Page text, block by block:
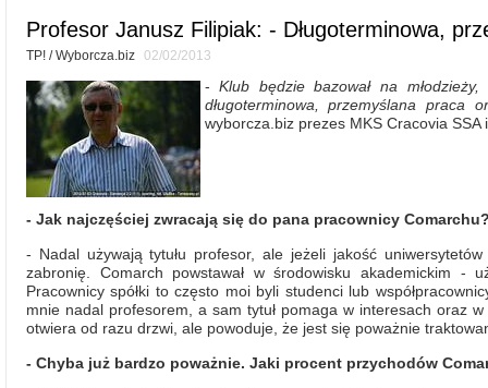
Profesor Janusz Filipiak: - Długoterminowa,
TP! / Wyborcza.biz 02/02/2013
-Klub będzie bazował na
długoterminowa, przemyślana praca
wyborcza.biz prezes MKS Cracovia
- Jak najczęściej zwracają się do pana pracownicy
- Nadal używają tytułu profesor, ale jeżeli jakość
zabronię. Comarch powstawał w środowisku akademickim -
Pracownicy spółki to często moi byli studenci lub
mnie nadal profesorem, a sam tytuł pomaga w interesach oraz
otwiera od razu drzwi, ale powoduje, że jest się poważnie
- Chyba już bardzo poważnie. Jaki procent przychodów